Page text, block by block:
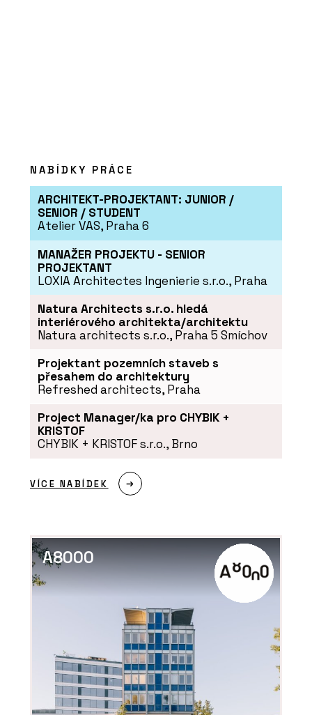
PRODUKTY
krytina Swisspearl
O FIRMĚ
Swisspearl Česká republika a.s.
Vláknocementová deska Swisspearl
NABÍDKY PRÁCE
ARCHITEKT-PROJEKTANT: JUNIOR /
SENIOR / STUDENT
Atelier VAS, Praha 6
MANAŽER PROJEKTU - SENIOR
PROJEKTANT
LOXIA Architectes Ingenierie s.r.o., Praha
Natura Architects s.r.o. hledá
interiérového architekta/architektu
Natura architects s.r.o., Praha 5 Smíchov
Projektant pozemních staveb s
přesahem do architektury
Refreshed architects, Praha
Project Manager/ka pro CHYBIK +
KRISTOF
CHYBIK + KRISTOF s.r.o., Brno
VÍCE NABÍDEK
A8000